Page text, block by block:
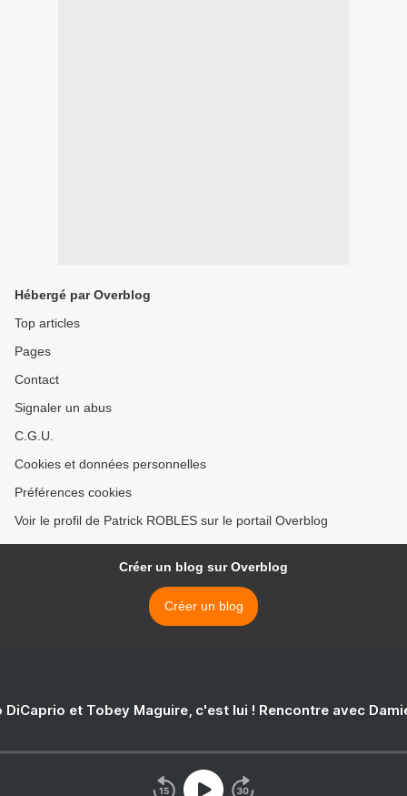
Hébergé par Overblog
Top articles
Pages
Contact
Signaler un abus
C.G.U.
Cookies et données personnelles
Préférences cookies
Voir le profil de Patrick ROBLES sur le portail Overblog
Créer un blog sur Overblog
Créer un blog
DiCaprio et Tobey Maguire, c'est lui ! Rencontre avec